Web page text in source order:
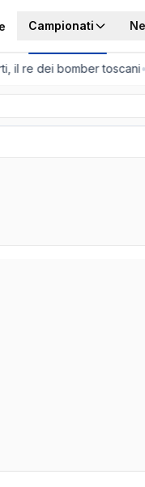
Campionati
il re dei bomber toscani•